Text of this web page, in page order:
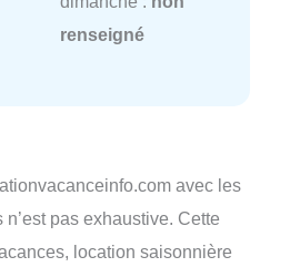
renseigné
avec les
pas exhaustive. Cette
location saisonnière